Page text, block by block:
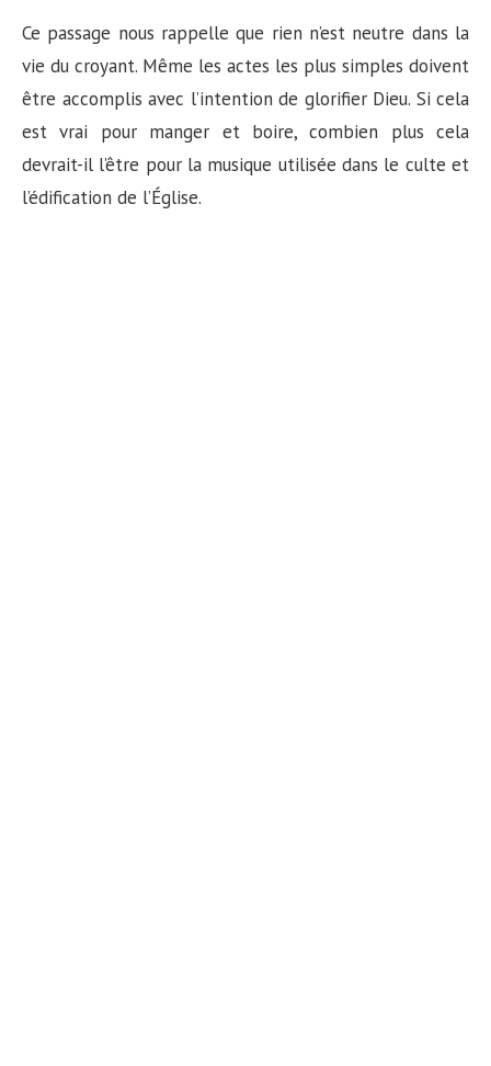
Ce passage nous rappelle que rien n’est neutre dans la
vie du croyant. Même les actes les plus simples doivent
être accomplis avec l’intention de glorifier Dieu. Si cela
est vrai pour manger et boire, combien plus cela
devrait-il l’être pour la musique utilisée dans le culte et
l’édification de l’Église.